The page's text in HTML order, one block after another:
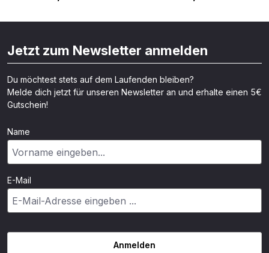
Jetzt zum Newsletter anmelden
Du möchtest stets auf dem Laufenden bleiben?
Melde dich jetzt für unseren Newsletter an und erhalte einen 5€
Gutschein!
Name
E-Mail
Anmelden